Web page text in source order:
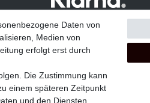
Daten von
Medien von
erfolgt erst durch
Die Zustimmung kann
einem späteren Zeitpunkt
und den Diensten